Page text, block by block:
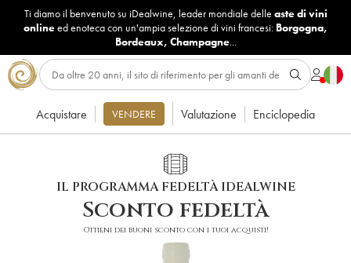
Ti diamo il benvenuto su iDealwine, leader mondiale delle aste di vini
onlineed enoteca con un'ampia selezione di vini francesi: Borgogna,
Bordeaux, Champagne...
Acquistare VENDERE Valutazione Enciclopedia
IL PROGRAMMA FEDELTÀ IDEALWINE
Sconto fedeltà
Ottieni dei buoni sconto con i tuoi acquisti!